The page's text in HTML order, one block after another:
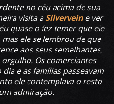
no céu acima de sua
visita aSilverveine ver
quase o fez temer que ele
ele se lembrou de que
aos seus semelhantes,
Os comerciantes
e as famílias passeavam
ele contemplava o resto
admiração.